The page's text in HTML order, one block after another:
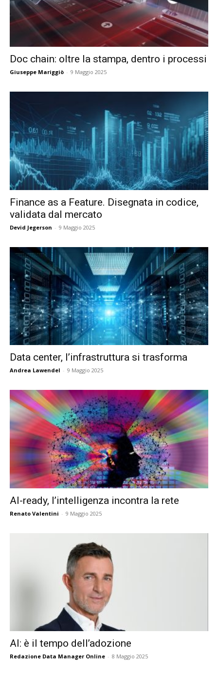
Doc chain: oltre la stampa, dentro i processi
Giuseppe Mariggiò - 9 Maggio 2025
Finance as a Feature. Disegnata in codice,
validata dal mercato
Devid Jegerson - 9 Maggio 2025
Data center, l’infrastruttura si trasforma
Andrea Lawendel - 9 Maggio 2025
AI-ready, l’intelligenza incontra la rete
Renato Valentini - 9 Maggio 2025
AI: è il tempo dell’adozione
Redazione Data Manager Online - 8 Maggio 2025